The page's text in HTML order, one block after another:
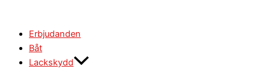
Erbjudanden
Båt
Lackskydd